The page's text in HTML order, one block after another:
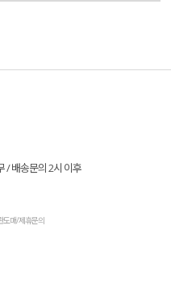
/ 배송문의 2시 이후
도매/제휴문의